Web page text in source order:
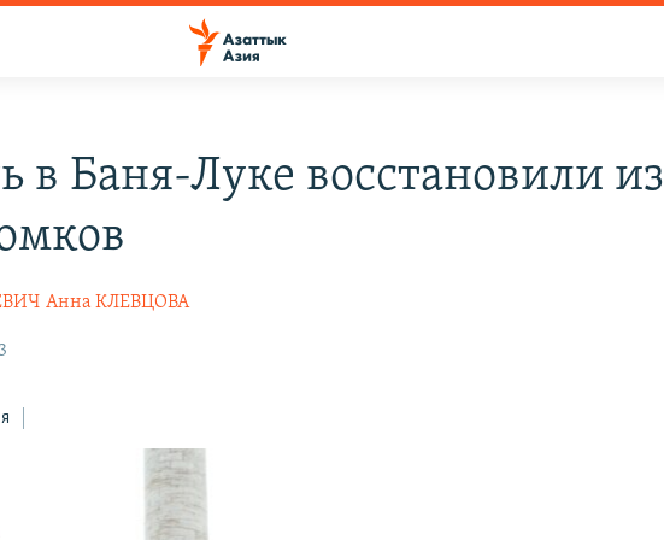
в Баня-Луке восстановили из
Анна КЛЕВЦОВА